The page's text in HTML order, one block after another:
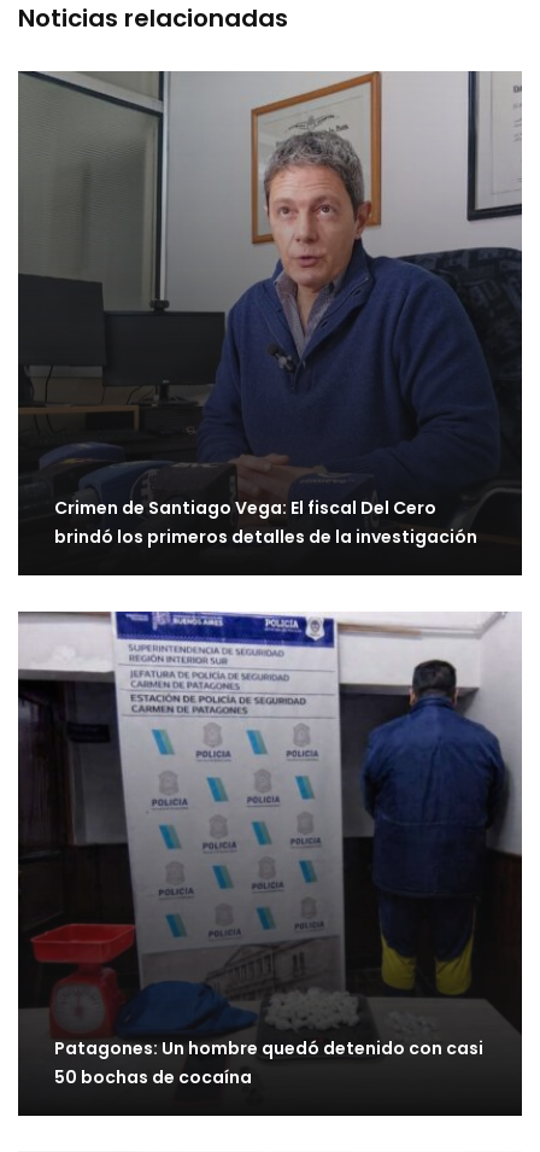
Noticias relacionadas
Crimen de Santiago Vega: El fiscal Del Cero
brindó los primeros detalles de la investigación
Patagones: Un hombre quedó detenido con casi
50 bochas de cocaína